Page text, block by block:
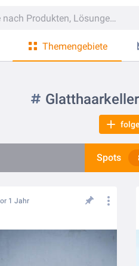
Themengebiete
Glatthaarkeller
Spots
1 Jahr